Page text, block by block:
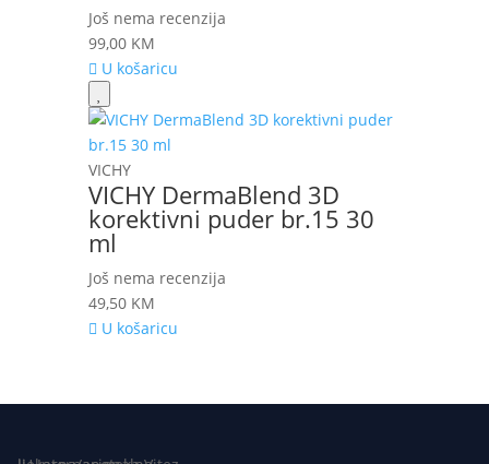
Još nema recenzija
99,00 KM
U košaricu
VICHY
VICHY DermaBlend 3D
korektivni puder br.15 30
ml
Još nema recenzija
49,50 KM
U košaricu